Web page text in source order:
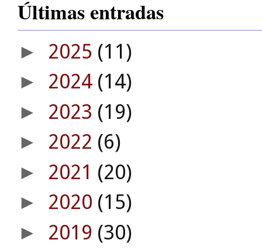
Últimas entradas
► 2025 (11)
► 2024 (14)
► 2023 (19)
► 2022 (6)
► 2021 (20)
► 2020 (15)
► 2019 (30)